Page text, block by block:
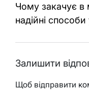
Чому закачує в
надійні
Залишити
Щоб відправити